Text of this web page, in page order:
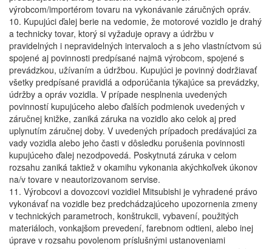
výrobcom/importérom tovaru na vykonávanie záručných opráv.
10. Kupujúci ďalej berie na vedomie, že motorové vozidlo je drahý
a technicky tovar, ktorý si vyžaduje opravy a údržbu v
pravidelných i nepravidelných intervaloch a s jeho vlastníctvom sú
spojené aj povinnosti predpísané najmä výrobcom, spojené s
prevádzkou, užívaním a údržbou. Kupujúci je povinný dodržiavať
všetky predpísané pravidlá a odporúčania týkajúce sa prevádzky,
údržby a opráv vozidla. V prípade nesplnenia uvedených
povinností kupujúceho alebo ďalších podmienok uvedených v
záručnej knižke, zaniká záruka na vozidlo ako celok aj pred
uplynutím záručnej doby. V uvedených prípadoch predávajúci za
vady vozidla alebo jeho časti v dôsledku porušenia povinnosti
kupujúceho ďalej nezodpovedá. Poskytnutá záruka v celom
rozsahu zaniká taktiež v okamihu vykonania akýchkoľvek úkonov
na/v tovare v neautorizovanom servise.
11. Výrobcovi a dovozcovi vozidiel Mitsubishi je vyhradené právo
vykonávať na vozidle bez predchádzajúceho upozornenia zmeny
v technických parametroch, konštrukcii, vybavení, použitých
materiáloch, vonkajšom prevedení, farebnom odtieni, alebo inej
úprave v rozsahu povolenom príslušnými ustanoveniami